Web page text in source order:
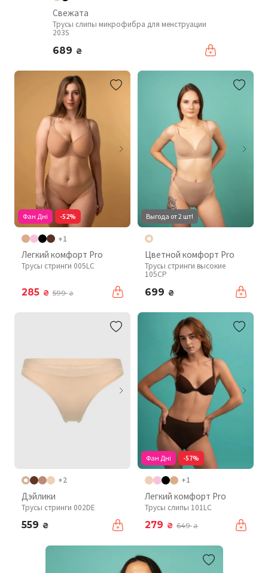
Свежата
Трусы слипы микрофибра для менструации
203S
689 ₴
Фан Дні -52%
+1
Легкий комфорт Pro
Трусы стринги 005LC
285 ₴ 599₴
Выгода от 2 шт!
Цветной комфорт Pro
Трусы стринги высокие
105CP
699 ₴
+2
Дэйлики
Трусы стринги 002DE
559 ₴
Фан Дні -57%
+1
Легкий комфорт Pro
Трусы слипы 101LC
279 ₴ 649₴